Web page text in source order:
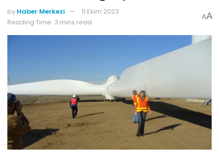
by Haber Merkezi
11 Ekim 2023
Reading Time: 3 mins read
AA